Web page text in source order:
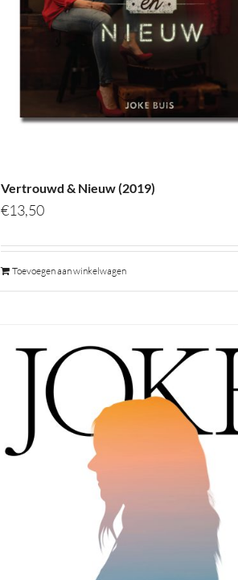
Vertrouwd & Nieuw (2019)
€13,50
Toevoegen aan winkelwagen